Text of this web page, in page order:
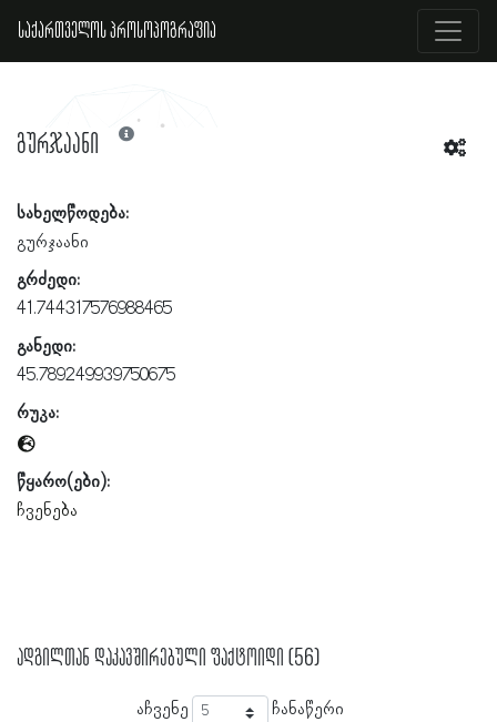
საქართველოს პროსოპოგრაფია
გურჯაანი
სახელწოდება:
გურჯაანი
გრძედი:
41.744317576988465
განედი:
45.789249939750675
რუკა:
წყარო(ები):
ჩვენება
ადგილთან დაკავშირებული ფაქტოიდი (56)
აჩვენე ჩანაწერი